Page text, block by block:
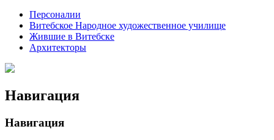
Персоналии
Витебское Народное художественное училище
Жившие в Витебске
Архитекторы
Навигация
Навигация